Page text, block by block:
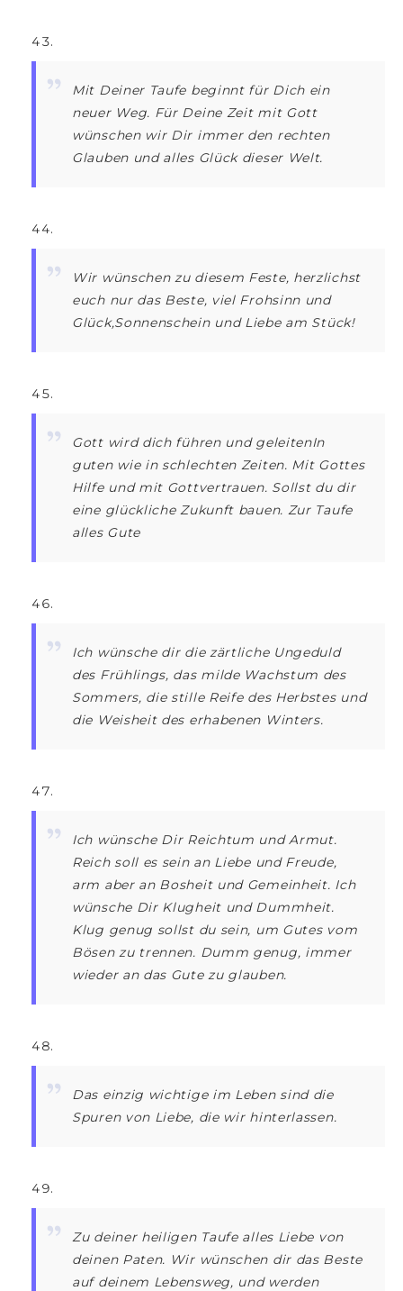
Mit Deiner Taufe beginnt für Dich ein
neuer Weg. Für Deine Zeit mit Gott
wünschen wir Dir immer den rechten
Glauben und alles Glück dieser Welt.
Wir wünschen zu diesem Feste, herzlichst
euch nur das Beste, viel Frohsinn und
Glück,Sonnenschein und Liebe am Stück!
Gott wird dich führen und geleitenIn
guten wie in schlechten Zeiten. Mit Gottes
Hilfe und mit Gottvertrauen. Sollst du dir
eine glückliche Zukunft bauen. Zur Taufe
alles Gute
Ich wünsche dir die zärtliche Ungeduld
des Frühlings, das milde Wachstum des
Sommers, die stille Reife des Herbstes und
die Weisheit des erhabenen Winters.
Ich wünsche Dir Reichtum und Armut.
Reich soll es sein an Liebe und Freude,
arm aber an Bosheit und Gemeinheit. Ich
wünsche Dir Klugheit und Dummheit.
Klug genug sollst du sein, um Gutes vom
Bösen zu trennen. Dumm genug, immer
wieder an das Gute zu glauben.
Das einzig wichtige im Leben sind die
Spuren von Liebe, die wir hinterlassen.
Zu deiner heiligen Taufe alles Liebe von
deinen Paten. Wir wünschen dir das Beste
auf deinem Lebensweg, und werden